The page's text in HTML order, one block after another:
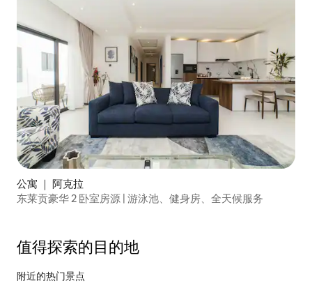
公寓 ｜ 阿克拉
东莱贡豪华 2 卧室房源 | 游泳池、健身房、全天候服务
值得探索的目的地
附近的热门景点